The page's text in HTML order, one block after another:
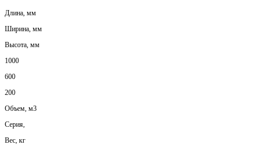
Длина, мм
Ширина, мм
Высота, мм
1000
600
200
Объем, м3
Серия,
Вес, кг